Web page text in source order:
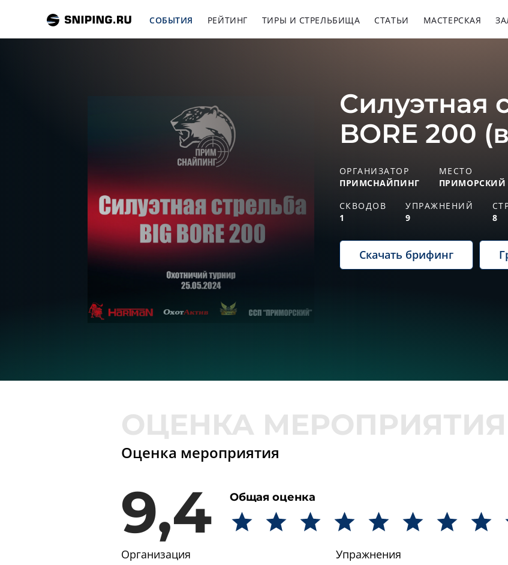
СОБЫТИЯ РЕЙТИНГ ТИРЫ И СТРЕЛЬБИЩА СТАТЬИ МАСТЕРСКАЯ
Силуэтная
BORE 200
ОРГАНИЗАТОР
ПРИМСНАЙПИНГ
МЕСТО
ПРИМОРСКИЙ
СКВОДОВ
1
УПРАЖНЕНИЙ
9
8
Скачать брифинг
Оценка мероприятия
9,4 Общая оценка
Организация Упражнения